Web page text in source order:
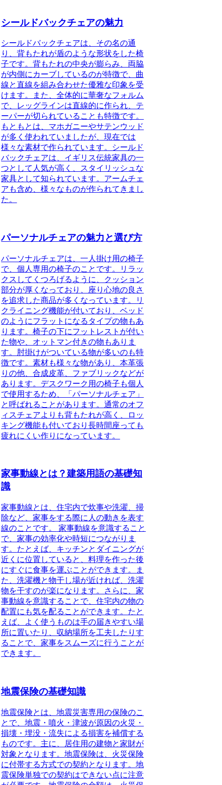
シールドバックチェアの魅力
シールドバックチェアは、その名の通
り、背もたれが盾のような形状をした椅
子です。背もたれの中央が膨らみ、両脇
が内側にカーブしているのが特徴で、曲
線と直線を組み合わせた優雅な印象を受
けます。また、全体的に華奢なフォルム
で、レッグラインは直線的に作られ、テ
ーパーが切られていることも特徴です。
もともとは、マホガニーやサテンウッド
が多く使われていましたが、現在では
様々な素材で作られています。シールド
バックチェアは、イギリス伝統家具の一
つとして人気が高く、スタイリッシュな
家具として知られています。アームチェ
アも含め、様々なものが作られてきまし
た。
パーソナルチェアの魅力と選び方
パーソナルチェアは、一人掛け用の椅子
で、個人専用の椅子のこと です。リラッ
クスしてくつろげるように、クッション
部分が厚くなっており、座り心地の良さ
を追求した商品が多くなっています。リ
クライニング機能が付いており、ベッド
のようにフラットになるタイプの物もあ
ります。椅子の下にフットレストが付い
た物や、オットマン付きの物もありま
す。肘掛けがついている物が多いのも特
徴です。素材も様々な物があり、本革張
りの他、合成皮革、ファブリックなどが
あります。デスクワーク用の椅子も個人
で使用するため、「パーソナルチェア」
と呼ばれることがあります。通常のオフ
ィスチェアよりも背もたれが高く、ロッ
キング機能も付いており長時間座っても
疲れにくい作りになっています。
家事動線とは？建築用語の基礎知
識
家事動線とは、住宅内で炊事や洗濯、掃
除など、家事をする際に人の動きを表す
線のことです。
家事動線を意識すること
で、家事の効率化や時短につながりま
す。 たとえば、キッチンとダイニングが
近くに位置していると、料理を作った後
にすぐに食事を運ぶことができます。ま
た、洗濯機と物干し場が近ければ、洗濯
物を干すのが楽になります。さらに、家
事動線を意識することで、住宅内の物の
配置にも気を配ることができます。たと
えば、よく使うものは手の届きやすい場
所に置いたり、収納場所を工夫したりす
ることで、家事をスムーズに行うことが
できます。
地震保険の基礎知識
地震保険とは、地震災害専用の保険のこ
とで、地震・噴火・津波が原因の火災・
損壊・埋没・流失による損害を補償する
ものです。主に、居住用の建物と家財が
対象となります。地震保険は、火災保険
に付帯する方式での契約となります。地
震保険単独での契約はできない点に注意